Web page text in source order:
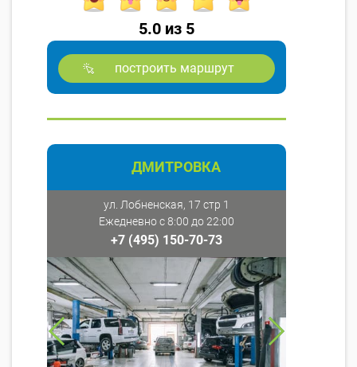
5.0 из 5
построить маршрут
ДМИТРОВКА
ул. Лобненская, 17 стр 1
Ежедневно с 8:00 до 22:00
+7 (495) 150-70-73